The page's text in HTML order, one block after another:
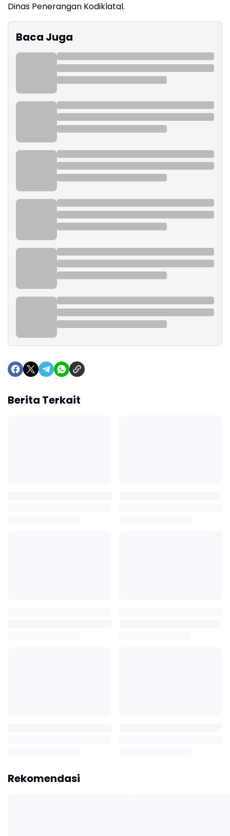
Dinas Penerangan Kodiklatal.
Baca Juga
Berita Terkait
Rekomendasi